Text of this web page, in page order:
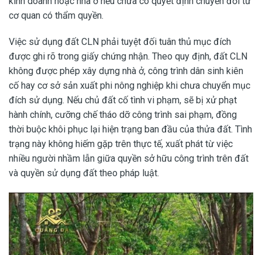
cơ quan có thẩm quyền.
Việc sử dụng đất CLN phải tuyệt đối tuân thủ mục đích
được ghi rõ trong giấy chứng nhận. Theo quy định, đất CLN
không được phép xây dựng nhà ở, công trình dân sinh kiên
cố hay cơ sở sản xuất phi nông nghiệp khi chưa chuyển mục
đích sử dụng. Nếu chủ đất cố tình vi phạm, sẽ bị xử phạt
hành chính, cưỡng chế tháo dỡ công trình sai phạm, đồng
thời buộc khôi phục lại hiện trạng ban đầu của thửa đất. Tình
trạng này không hiếm gặp trên thực tế, xuất phát từ việc
nhiều người nhầm lẫn giữa quyền sở hữu công trình trên đất
và quyền sử dụng đất theo pháp luật.